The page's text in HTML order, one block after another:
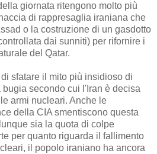
giornata ritengono molto più
di rappresaglia iraniana che
o la costruzione di un gasdotto
dai sunniti) per rifornire i
del Qatar.
sfatare il mito più insidioso di
secondo cui l'Iran è decisa
armi nucleari. Anche le
della CIA smentiscono questa
sia la quota di colpe
per quanto riguarda il fallimento
il popolo iraniano ha ancora